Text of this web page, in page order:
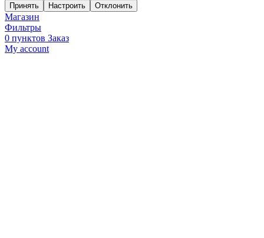
Принять Настроить Отклонить
Магазин
Фильтры
0 пунктов Заказ
My account